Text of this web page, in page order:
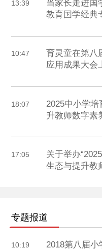
13:39
当家长走进
教育国学经典
10:47
育灵童在第八
应用成果大会
18:07
2025中小学
升教师数字素
17:05
关于举办
生态与提升教
专题报道
10:19
2018第八届